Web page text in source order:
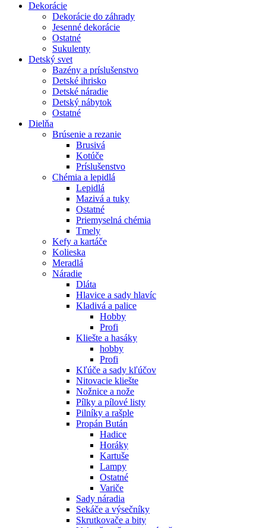
Dekorácie
Dekorácie do záhrady
Jesenné dekorácie
Ostatné
Sukulenty
Detský svet
Bazény a príslušenstvo
Detské ihrisko
Detské náradie
Detský nábytok
Ostatné
Dielňa
Brúsenie a rezanie
Brusivá
Kotúče
Príslušenstvo
Chémia a lepidlá
Lepidlá
Mazivá a tuky
Ostatné
Priemyselná chémia
Tmely
Kefy a kartáče
Kolieska
Meradlá
Náradie
Dláta
Hlavice a sady hlavíc
Kladivá a palice
Hobby
Profi
Kliešte a hasáky
hobby
Profi
Kľúče a sady kľúčov
Nitovacie kliešte
Nožnice a nože
Pílky a pílové listy
Pilníky a rašple
Propán Bután
Hadice
Horáky
Kartuše
Lampy
Ostatné
Variče
Sady náradia
Sekáče a výsečníky
Skrutkovače a bity